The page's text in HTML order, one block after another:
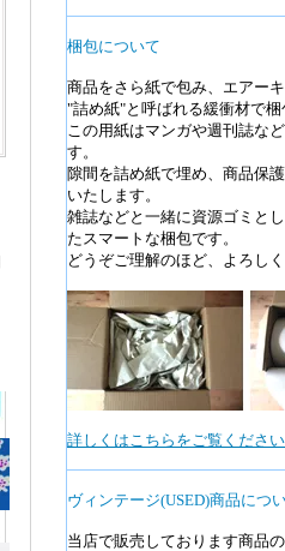
梱包について
商品をさら紙で包み、エアー
"詰め紙"と呼ばれる緩衝材で
この用紙はマンガや週刊誌な
す。
隙間を詰め紙で埋め、商品保
いたします。
雑誌などと一緒に資源ゴミと
たスマートな梱包です。
どうぞご理解のほど、よろし
詳しくはこちらをご覧くださ
ヴィンテージ(USED)商品につ
当店で販売しております商品